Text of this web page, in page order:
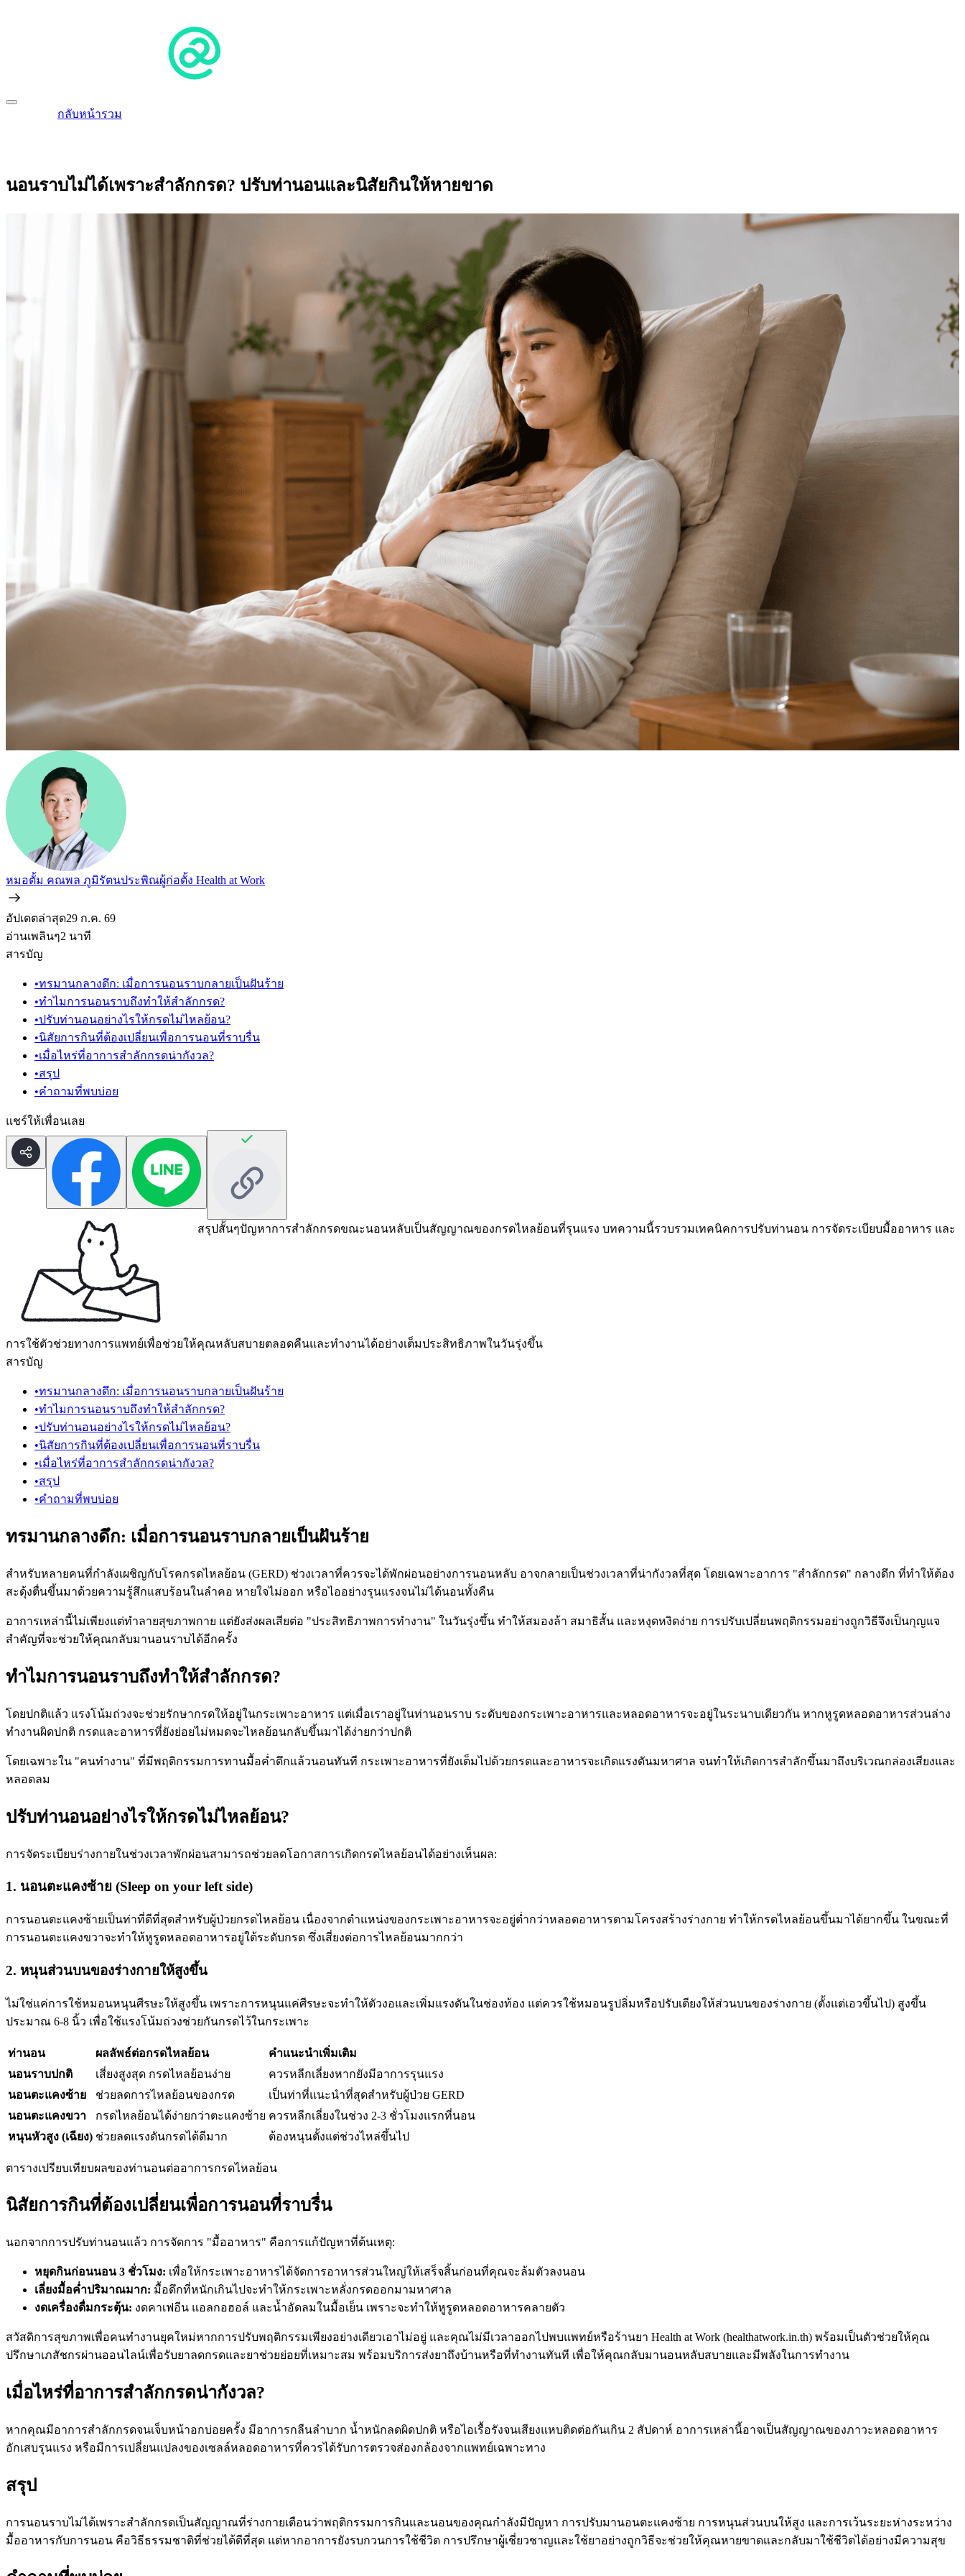
กลับหน้ารวม
นอนราบไม่ได้เพราะสำลักกรด? ปรับท่านอนและนิสัยกินให้หายขาด
หมอตั้ม คณพล ภูมิรัตนประพิณผู้ก่อตั้ง Health at Work
อัปเดตล่าสุด29 ก.ค. 69
อ่านเพลินๆ2 นาที
สารบัญ
•ทรมานกลางดึก: เมื่อการนอนราบกลายเป็นฝันร้าย
•ทำไมการนอนราบถึงทำให้สำลักกรด?
•ปรับท่านอนอย่างไรให้กรดไม่ไหลย้อน?
•นิสัยการกินที่ต้องเปลี่ยนเพื่อการนอนที่ราบรื่น
•เมื่อไหร่ที่อาการสำลักกรดน่ากังวล?
•สรุป
•คำถามที่พบบ่อย
แชร์ให้เพื่อนเลย
สรุปสั้นๆปัญหาการสำลักกรดขณะนอนหลับเป็นสัญญาณของกรดไหลย้อนที่รุนแรง บทความนี้รวบรวมเทคนิคการปรับท่านอน การจัดระเบียบมื้ออาหาร และ
การใช้ตัวช่วยทางการแพทย์เพื่อช่วยให้คุณหลับสบายตลอดคืนและทำงานได้อย่างเต็มประสิทธิภาพในวันรุ่งขึ้น
สารบัญ
•ทรมานกลางดึก: เมื่อการนอนราบกลายเป็นฝันร้าย
•ทำไมการนอนราบถึงทำให้สำลักกรด?
•ปรับท่านอนอย่างไรให้กรดไม่ไหลย้อน?
•นิสัยการกินที่ต้องเปลี่ยนเพื่อการนอนที่ราบรื่น
•เมื่อไหร่ที่อาการสำลักกรดน่ากังวล?
•สรุป
•คำถามที่พบบ่อย
ทรมานกลางดึก: เมื่อการนอนราบกลายเป็นฝันร้าย
สำหรับหลายคนที่กำลังเผชิญกับโรคกรดไหลย้อน (GERD) ช่วงเวลาที่ควรจะได้พักผ่อนอย่างการนอนหลับ อาจกลายเป็นช่วงเวลาที่น่ากังวลที่สุด โดยเฉพาะอาการ "สำลักกรด" กลางดึก ที่ทำให้ต้อง
สะดุ้งตื่นขึ้นมาด้วยความรู้สึกแสบร้อนในลำคอ หายใจไม่ออก หรือไออย่างรุนแรงจนไม่ได้นอนทั้งคืน
อาการเหล่านี้ไม่เพียงแต่ทำลายสุขภาพกาย แต่ยังส่งผลเสียต่อ "ประสิทธิภาพการทำงาน" ในวันรุ่งขึ้น ทำให้สมองล้า สมาธิสั้น และหงุดหงิดง่าย การปรับเปลี่ยนพฤติกรรมอย่างถูกวิธีจึงเป็นกุญแจ
สำคัญที่จะช่วยให้คุณกลับมานอนราบได้อีกครั้ง
ทำไมการนอนราบถึงทำให้สำลักกรด?
โดยปกติแล้ว แรงโน้มถ่วงจะช่วยรักษากรดให้อยู่ในกระเพาะอาหาร แต่เมื่อเราอยู่ในท่านอนราบ ระดับของกระเพาะอาหารและหลอดอาหารจะอยู่ในระนาบเดียวกัน หากหูรูดหลอดอาหารส่วนล่าง
ทำงานผิดปกติ กรดและอาหารที่ยังย่อยไม่หมดจะไหลย้อนกลับขึ้นมาได้ง่ายกว่าปกติ
โดยเฉพาะใน "คนทำงาน" ที่มีพฤติกรรมการทานมื้อค่ำดึกแล้วนอนทันที กระเพาะอาหารที่ยังเต็มไปด้วยกรดและอาหารจะเกิดแรงดันมหาศาล จนทำให้เกิดการสำลักขึ้นมาถึงบริเวณกล่องเสียงและ
หลอดลม
ปรับท่านอนอย่างไรให้กรดไม่ไหลย้อน?
การจัดระเบียบร่างกายในช่วงเวลาพักผ่อนสามารถช่วยลดโอกาสการเกิดกรดไหลย้อนได้อย่างเห็นผล:
1. นอนตะแคงซ้าย (Sleep on your left side)
การนอนตะแคงซ้ายเป็นท่าที่ดีที่สุดสำหรับผู้ป่วยกรดไหลย้อน เนื่องจากตำแหน่งของกระเพาะอาหารจะอยู่ต่ำกว่าหลอดอาหารตามโครงสร้างร่างกาย ทำให้กรดไหลย้อนขึ้นมาได้ยากขึ้น ในขณะที่
การนอนตะแคงขวาจะทำให้หูรูดหลอดอาหารอยู่ใต้ระดับกรด ซึ่งเสี่ยงต่อการไหลย้อนมากกว่า
2. หนุนส่วนบนของร่างกายให้สูงขึ้น
ไม่ใช่แค่การใช้หมอนหนุนศีรษะให้สูงขึ้น เพราะการหนุนแค่ศีรษะจะทำให้ตัวงอและเพิ่มแรงดันในช่องท้อง แต่ควรใช้หมอนรูปลิ่มหรือปรับเตียงให้ส่วนบนของร่างกาย (ตั้งแต่เอวขึ้นไป) สูงขึ้น
ประมาณ 6-8 นิ้ว เพื่อใช้แรงโน้มถ่วงช่วยกันกรดไว้ในกระเพาะ
ท่านอน ผลลัพธ์ต่อกรดไหลย้อน
คำแนะนำเพิ่มเติม
นอนราบปกติ
เสี่ยงสูงสุด กรดไหลย้อนง่าย
ควรหลีกเลี่ยงหากยังมีอาการรุนแรง
นอนตะแคงซ้าย
ช่วยลดการไหลย้อนของกรด
เป็นท่าที่แนะนำที่สุดสำหรับผู้ป่วย GERD
นอนตะแคงขวา
กรดไหลย้อนได้ง่ายกว่าตะแคงซ้าย ควรหลีกเลี่ยงในช่วง 2-3 ชั่วโมงแรกที่นอน
หนุนหัวสูง (เฉียง) ช่วยลดแรงดันกรดได้ดีมาก ต้องหนุนตั้งแต่ช่วงไหล่ขึ้นไป
ตารางเปรียบเทียบผลของท่านอนต่ออาการกรดไหลย้อน
นิสัยการกินที่ต้องเปลี่ยนเพื่อการนอนที่ราบรื่น
นอกจากการปรับท่านอนแล้ว การจัดการ "มื้ออาหาร" คือการแก้ปัญหาที่ต้นเหตุ:
หยุดกินก่อนนอน 3 ชั่วโมง: เพื่อให้กระเพาะอาหารได้จัดการอาหารส่วนใหญ่ให้เสร็จสิ้นก่อนที่คุณจะล้มตัวลงนอน
เลี่ยงมื้อค่ำปริมาณมาก: มื้อดึกที่หนักเกินไปจะทำให้กระเพาะหลั่งกรดออกมามหาศาล
งดเครื่องดื่มกระตุ้น: งดคาเฟอีน แอลกอฮอล์ และน้ำอัดลมในมื้อเย็น เพราะจะทำให้หูรูดหลอดอาหารคลายตัว
สวัสดิการสุขภาพเพื่อคนทำงานยุคใหม่หากการปรับพฤติกรรมเพียงอย่างเดียวเอาไม่อยู่ และคุณไม่มีเวลาออกไปพบแพทย์หรือร้านยา Health at Work (healthatwork.in.th) พร้อมเป็นตัวช่วยให้คุณ
ปรึกษาเภสัชกรผ่านออนไลน์เพื่อรับยาลดกรดและยาช่วยย่อยที่เหมาะสม พร้อมบริการส่งยาถึงบ้านหรือที่ทำงานทันที เพื่อให้คุณกลับมานอนหลับสบายและมีพลังในการทำงาน
เมื่อไหร่ที่อาการสำลักกรดน่ากังวล?
หากคุณมีอาการสำลักกรดจนเจ็บหน้าอกบ่อยครั้ง มีอาการกลืนลำบาก น้ำหนักลดผิดปกติ หรือไอเรื้อรังจนเสียงแหบติดต่อกันเกิน 2 สัปดาห์ อาการเหล่านี้อาจเป็นสัญญาณของภาวะหลอดอาหาร
อักเสบรุนแรง หรือมีการเปลี่ยนแปลงของเซลล์หลอดอาหารที่ควรได้รับการตรวจส่องกล้องจากแพทย์เฉพาะทาง
สรุป
การนอนราบไม่ได้เพราะสำลักกรดเป็นสัญญาณที่ร่างกายเตือนว่าพฤติกรรมการกินและนอนของคุณกำลังมีปัญหา การปรับมานอนตะแคงซ้าย การหนุนส่วนบนให้สูง และการเว้นระยะห่างระหว่าง
มื้ออาหารกับการนอน คือวิธีธรรมชาติที่ช่วยได้ดีที่สุด แต่หากอาการยังรบกวนการใช้ชีวิต การปรึกษาผู้เชี่ยวชาญและใช้ยาอย่างถูกวิธีจะช่วยให้คุณหายขาดและกลับมาใช้ชีวิตได้อย่างมีความสุข